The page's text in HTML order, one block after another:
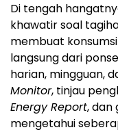
Di tengah
khawatir soal
membuat
langsung dari
harian, mingguan,
Monitor, tinjau
Energy Report, dan
mengetahui